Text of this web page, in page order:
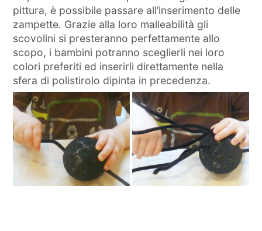
pittura, è possibile passare all’inserimento delle
zampette. Grazie alla loro malleabilità gli
scovolini si presteranno perfettamente allo
scopo, i bambini potranno sceglierli nei loro
colori preferiti ed inserirli direttamente nella
sfera di polistirolo dipinta in precedenza.